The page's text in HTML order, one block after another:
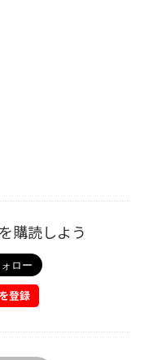
購読しよう